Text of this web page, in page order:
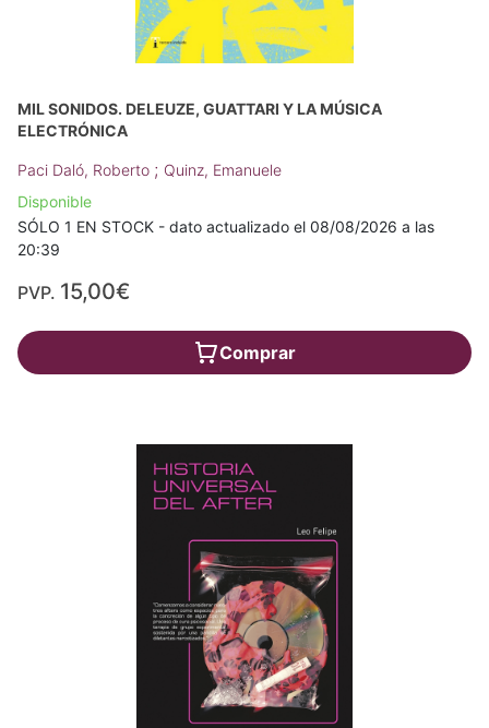
MIL SONIDOS. DELEUZE, GUATTARI Y LA MÚSICA
ELECTRÓNICA
Paci Daló, Roberto ; Quinz, Emanuele
Disponible
SÓLO 1 EN STOCK - dato actualizado el 08/08/2026 a las
20:39
PVP. 15,00€
Comprar